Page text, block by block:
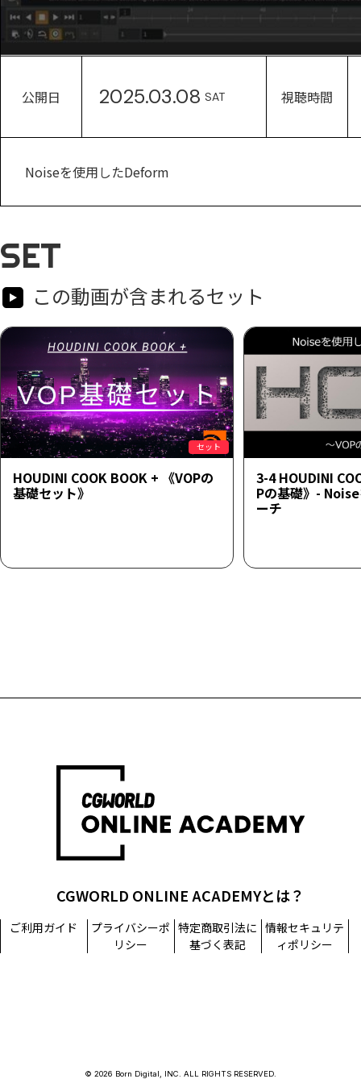
公開日 2025.03.08 SAT 視聴時間
Noiseを使用したDeform
SET
この動画が含まれるセット
セット
HOUDINI COOK BOOK + 《VOPの
基礎セット》
3-4 HOUDINI
Pの基礎》-
ーチ
CGWORLD ONLINE ACADEMYとは？
ご利用ガイド
プライバシーポ
リシー
特定商取引法に
基づく表記
情報セキュリテ
ィポリシー
© 2026 Born Digital, INC. ALL RIGHTS RESERVED.